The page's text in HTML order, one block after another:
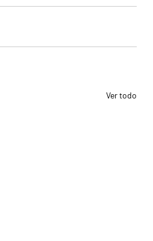
Ver todo